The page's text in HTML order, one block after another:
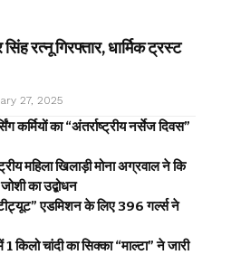
रत्नू गिरफ्तार, धार्मिक ट्रस्ट
27, 2025
कर्मियों का “अंतर्राष्ट्रीय नर्सेज दिवस”
महिला खिलाड़ी मोना अग्रवाल ने कि
का उद्बोधन
एडमिशन के लिए 396 गर्ल्स ने
किलो चांदी का सिक्का “माल्टा” ने जारी